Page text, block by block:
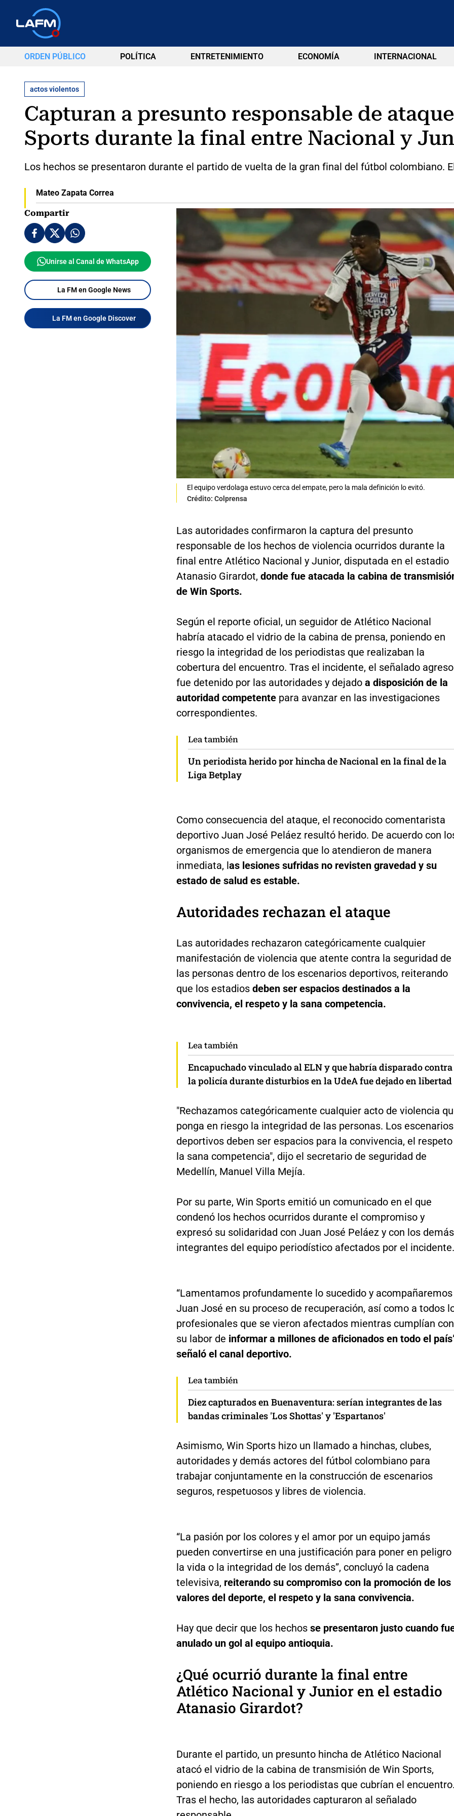
ORDEN PÚBLICO POLÍTICA ENTRETENIMIENTO ECONOMÍA INTERNACIONAL
actos violentos
Capturan a presunto responsable de
Sports durante la final entre Nacional y
Los hechos se presentaron durante el partido de vuelta de la gran final del fútbol colombiano.
Mateo Zapata Correa
Compartir
Unirse al Canal de WhatsApp
La FM en Google News
La FM en Google Discover
El equipo verdolaga estuvo cerca del empate, pero la mala definición lo evitó.
Crédito: Colprensa
Las autoridades confirmaron la captura del presunto
responsable de los hechos de violencia ocurridos durante la
final entre Atlético Nacional y Junior, disputada en el estadio
Atanasio Girardot, donde fue atacada la cabina de
de Win Sports.
Según el reporte oficial, un seguidor de Atlético Nacional
habría atacado el vidrio de la cabina de prensa, poniendo en
riesgo la integridad de los periodistas que realizaban la
cobertura del encuentro. Tras el incidente, el señalado
fue detenido por las autoridades y dejadoa disposición de la
autoridad competentepara avanzar en las investigaciones
correspondientes.
Lea también
Un periodista herido por hincha de Nacional en la final de la
Liga Betplay
Como consecuencia del ataque, el reconocido comentarista
deportivo Juan José Peláez resultó herido. De acuerdo con
organismos de emergencia que lo atendieron de manera
inmediata, las lesiones sufridas no revisten gravedad y su
estado de salud es estable.
Autoridades rechazan el ataque
Las autoridades rechazaron categóricamente cualquier
manifestación de violencia que atente contra la seguridad de
las personas dentro de los escenarios deportivos, reiterando
que los estadiosdeben ser espacios destinados a la
convivencia, el respeto y la sana competencia.
Lea también
Encapuchado vinculado al ELN y que habría disparado contra
la policía durante disturbios en la UdeA fue dejado en libertad
"Rechazamos categóricamente cualquier acto de violencia
ponga en riesgo la integridad de las personas. Los escenarios
deportivos deben ser espacios para la convivencia, el respeto
la sana competencia", dijo el secretario de seguridad de
Medellín, Manuel Villa Mejía.
Por su parte, Win Sports emitió un comunicado en el que
condenó los hechos ocurridos durante el compromiso y
expresó su solidaridad con Juan José Peláez y con los demás
integrantes del equipo periodístico afectados por el incidente.
“Lamentamos profundamente lo sucedido y
Juan José en su proceso de recuperación, así como a todos
profesionales que se vieron afectados mientras cumplían con
su labor de informar a millones de aficionados en todo el
señaló el canal deportivo.
Lea también
Diez capturados en Buenaventura: serían integrantes de las
bandas criminales 'Los Shottas' y 'Espartanos'
Asimismo, Win Sports hizo un llamado a hinchas, clubes,
autoridades y demás actores del fútbol colombiano para
trabajar conjuntamente en la construcción de escenarios
seguros, respetuosos y libres de violencia.
“La pasión por los colores y el amor por un equipo jamás
pueden convertirse en una justificación para poner en peligro
la vida o la integridad de los demás”, concluyó la cadena
televisiva, reiterando su compromiso con la promoción de los
valores del deporte, el respeto y la sana convivencia.
Hay que decir que los hechosse presentaron justo cuando
anulado un gol al equipo antioquia.
¿Qué ocurrió durante la final entre
Atlético Nacional y Junior en el estadio
Atanasio Girardot?
Durante el partido, un presunto hincha de Atlético Nacional
atacó el vidrio de la cabina de transmisión de Win Sports,
poniendo en riesgo a los periodistas que cubrían el
Tras el hecho, las autoridades capturaron al señalado